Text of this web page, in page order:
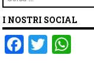
I NOSTRI SOCIAL
F T